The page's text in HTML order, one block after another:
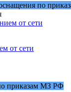
по
от сети
приказам МЗ РФ